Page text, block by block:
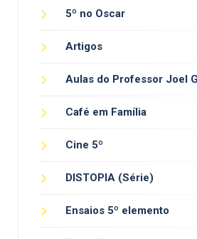
5º no Oscar
Artigos
Aulas do Professor Joel
Café em Família
Cine 5º
DISTOPIA (Série)
Ensaios 5º elemento